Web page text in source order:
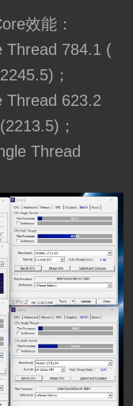
效能：
Thread 784.1 (
；
Thread 623.2
；
Thread